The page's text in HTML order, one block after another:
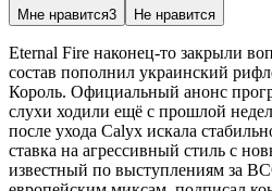
Мне нравится3 Не нравится
Eternal Fire наконец-то закрыли
состав пополнил украинский
Король. Официальный анонс
слухи ходили ещё с прошлой
после ухода Calyx искала
ставка на агрессивный стиль с
известный по выступлениям за